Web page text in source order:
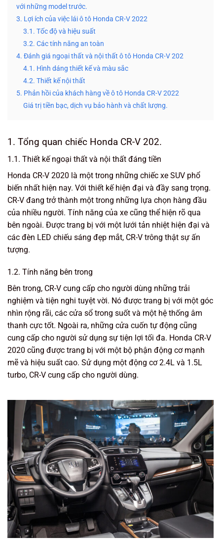
với những model trước.
3. Lợi ích của việc lái ô tô Honda CR-V 2022
3.1. Tốc độ và hiệu suất
3.2. Các tính năng an toàn
4. Đánh giá ngoại thất và nội thất ô tô Honda CR-V 202
4.1. Hình dáng thiết kế và màu sắc
4.2. Thiết kế nội thất
5. Phản hồi của khách hàng về ô tô Honda CR-V 2022
Giá trị tiền bạc, dịch vụ bảo hành và chất lượng.
1. Tổng quan chiếc Honda CR-V 202.
1.1. Thiết kế ngoại thất và nội thất đáng tiền
Honda CR-V 2020 là một trong những chiếc xe SUV phổ
biến nhất hiện nay. Với thiết kế hiện đại và đầy sang trọng.
CR-V đang trở thành một trong những lựa chọn hàng đầu
của nhiều người. Tính năng của xe cũng thể hiện rõ qua
bên ngoài. Được trang bị với một lưới tản nhiệt hiện đại và
các đèn LED chiếu sáng đẹp mắt, CR-V trông thật sự ấn
tượng.
1.2. Tính năng bên trong
Bên trong, CR-V cung cấp cho người dùng những trải
nghiệm và tiện nghi tuyệt vời. Nó được trang bị với một góc
nhìn rộng rãi, các cửa sổ trong suốt và một hệ thống âm
thanh cực tốt. Ngoài ra, những cửa cuốn tự động cũng
cung cấp cho người sử dụng sự tiện lợi tối đa. Honda CR-V
2020 cũng được trang bị với một bộ phận động cơ mạnh
mẽ và hiệu suất cao. Sử dụng một động cơ 2.4L và 1.5L
turbo, CR-V cung cấp cho người dùng.